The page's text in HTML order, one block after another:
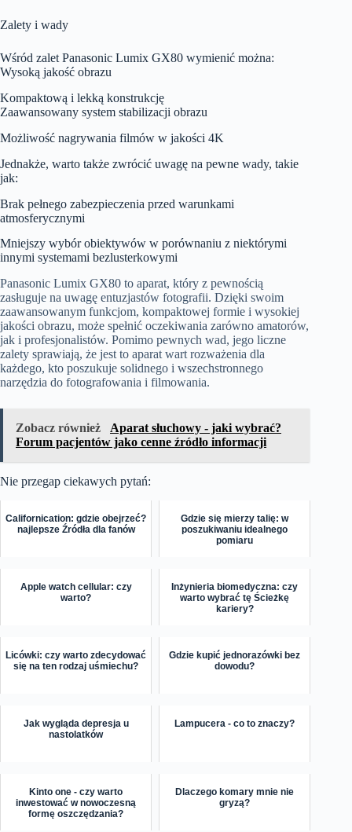
Zalety i wady
Wśród zalet Panasonic Lumix GX80 wymienić można:
Wysoką jakość obrazu
Kompaktową i lekką konstrukcję
Zaawansowany system stabilizacji obrazu
Możliwość nagrywania filmów w jakości 4K
Jednakże, warto także zwrócić uwagę na pewne wady, takie
jak:
Brak pełnego zabezpieczenia przed warunkami
atmosferycznymi
Mniejszy wybór obiektywów w porównaniu z niektórymi
innymi systemami bezlusterkowymi
Panasonic Lumix GX80 to aparat, który z pewnością
zasługuje na uwagę entuzjastów fotografii. Dzięki swoim
zaawansowanym funkcjom, kompaktowej formie i wysokiej
jakości obrazu, może spełnić oczekiwania zarówno amatorów,
jak i profesjonalistów. Pomimo pewnych wad, jego liczne
zalety sprawiają, że jest to aparat wart rozważenia dla
każdego, kto poszukuje solidnego i wszechstronnego
narzędzia do fotografowania i filmowania.
Zobacz również
Aparat słuchowy - jaki wybrać?
Forum pacjentów jako cenne źródło informacji
Nie przegap ciekawych pytań:
Californication: gdzie obejrzeć?
najlepsze Źródła dla fanów
Gdzie się mierzy talię: w
poszukiwaniu idealnego
pomiaru
Apple watch cellular: czy
warto?
Inżynieria biomedyczna: czy
warto wybrać tę Ścieżkę
kariery?
Licówki: czy warto zdecydować
się na ten rodzaj uśmiechu?
Gdzie kupić jednorazówki bez
dowodu?
Jak wygląda depresja u
nastolatków
Lampucera - co to znaczy?
Kinto one - czy warto
inwestować w nowoczesną
formę oszczędzania?
Dlaczego komary mnie nie
gryzą?